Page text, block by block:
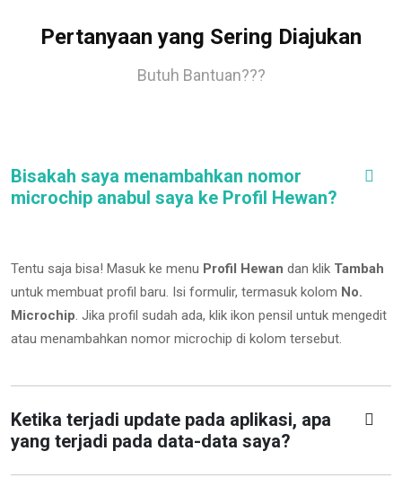
Pertanyaan yang Sering Diajukan
Butuh Bantuan???
Bisakah saya menambahkan nomor
microchip anabul saya ke Profil Hewan?
Tentu saja bisa! Masuk ke menu Profil Hewan dan klik Tambah
untuk membuat profil baru. Isi formulir, termasuk kolom No.
Microchip. Jika profil sudah ada, klik ikon pensil untuk mengedit
atau menambahkan nomor microchip di kolom tersebut.
Ketika terjadi update pada aplikasi, apa
yang terjadi pada data-data saya?